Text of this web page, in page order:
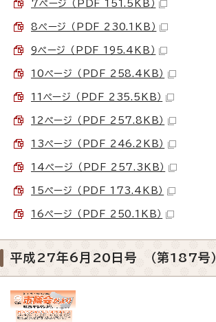
7ページ （PDF 151.5KB）
8ページ （PDF 230.1KB）
9ページ （PDF 195.4KB）
10ページ （PDF 258.4KB）
11ページ （PDF 235.5KB）
12ページ （PDF 257.8KB）
13ページ （PDF 246.2KB）
14ページ （PDF 257.3KB）
15ページ （PDF 173.4KB）
16ページ （PDF 250.1KB）
平成27年6月20日号 （第187号）